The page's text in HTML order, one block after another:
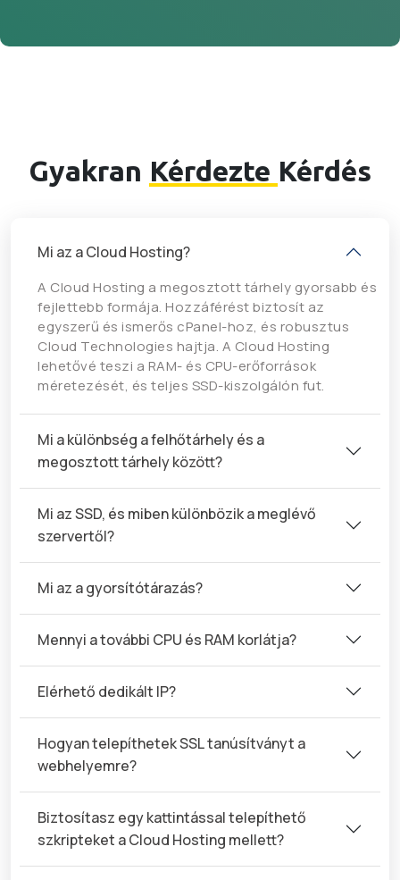
Gyakran Kérdezte Kérdés
Mi az a Cloud Hosting?
A Cloud Hosting a megosztott tárhely gyorsabb és
fejlettebb formája. Hozzáférést biztosít az
egyszerű és ismerős cPanel-hoz, és robusztus
Cloud Technologies hajtja. A Cloud Hosting
lehetővé teszi a RAM- és CPU-erőforrások
méretezését, és teljes SSD-kiszolgálón fut.
Mi a különbség a felhőtárhely és a
megosztott tárhely között?
Mi az SSD, és miben különbözik a meglévő
szervertől?
Mi az a gyorsítótárazás?
Mennyi a további CPU és RAM korlátja?
Elérhető dedikált IP?
Hogyan telepíthetek SSL tanúsítványt a
webhelyemre?
Biztosítasz egy kattintással telepíthető
szkripteket a Cloud Hosting mellett?